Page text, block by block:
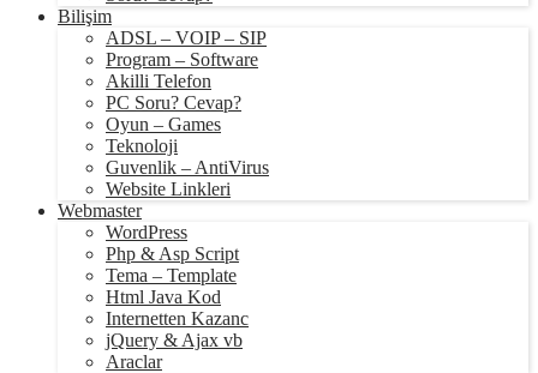
Bilişim
ADSL – VOIP – SIP
Program – Software
Akilli Telefon
PC Soru? Cevap?
Oyun – Games
Teknoloji
Guvenlik – AntiVirus
Website Linkleri
Webmaster
WordPress
Php & Asp Script
Tema – Template
Html Java Kod
Internetten Kazanc
jQuery & Ajax vb
Araclar